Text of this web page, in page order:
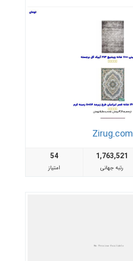
Zirug.com
54
امتیاز
1,763,521
رتبه جهانی